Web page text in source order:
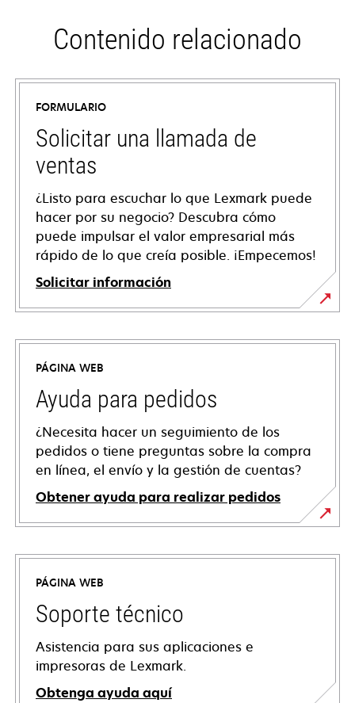
Contenido relacionado
FORMULARIO
Solicitar una llamada de
ventas
¿Listo para escuchar lo que Lexmark puede
hacer por su negocio? Descubra cómo
puede impulsar el valor empresarial más
rápido de lo que creía posible. ¡Empecemos!
Solicitar información
PÁGINA WEB
Ayuda para pedidos
¿Necesita hacer un seguimiento de los
pedidos o tiene preguntas sobre la compra
en línea, el envío y la gestión de cuentas?
Obtener ayuda para realizar pedidos
PÁGINA WEB
Soporte técnico
Asistencia para sus aplicaciones e
impresoras de Lexmark.
Obtenga ayuda aquí